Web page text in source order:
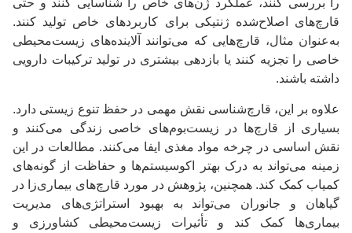
را بررسی کنند، عملکرد ژن‌های خاص را شناسایی کنند و حتی
قارچ‌های اصلاح‌شده ژنتیکی برای کاربردهای خاص تولید کنند.
به‌عنوان مثال، قارچ‌هایی که می‌توانند آلاینده‌های زیست‌محیطی
خاصی را تجزیه کنند یا بازدهی بیشتری در تولید ترکیبات دارویی
داشته باشند.
علاوه بر این، قارچ‌شناسی نقش مهمی در حفظ تنوع زیستی دارد.
بسیاری از قارچ‌ها در زیست‌بوم‌های خاصی زندگی می‌کنند و
نقش اساسی در چرخه مواد مغذی ایفا می‌کنند. مطالعات در این
زمینه می‌تواند به درک بهتر اکوسیستم‌ها و حفاظت از گونه‌های
کمیاب کمک کند. همچنین، پژوهش در مورد قارچ‌های بیماری‌زا در
گیاهان و جانوران می‌تواند به بهبود استراتژی‌های مدیریت
بیماری‌ها کمک کند و تأثیرات زیست‌محیطی کشاورزی و